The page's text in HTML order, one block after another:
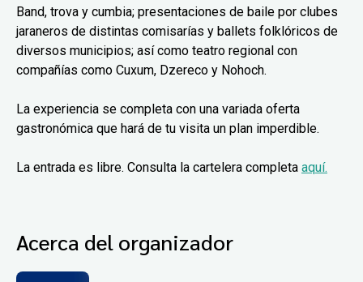
Band, trova y cumbia; presentaciones de baile por clubes
jaraneros de distintas comisarías y ballets folklóricos de
diversos municipios; así como teatro regional con
compañías como Cuxum, Dzereco y Nohoch.
La experiencia se completa con una variada oferta
gastronómica que hará de tu visita un plan imperdible.
La entrada es libre. Consulta la cartelera completa aquí.
Acerca del organizador